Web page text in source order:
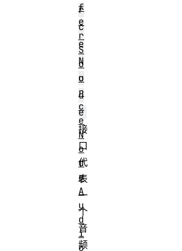
r
c
e
N
o
d
e
接
口
代
表
一
个
音
频
f
e
r
S
o
u
r
c
e
N
o
d
e
A
u
d
i
o